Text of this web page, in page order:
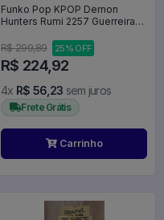
Funko Pop KPOP Demon
Hunters Rumi 2257 Guerreiras
R$ 299,89
25% OFF
R$ 224,92
4x R$ 56,23 sem juros
Frete Grátis
Carrinho